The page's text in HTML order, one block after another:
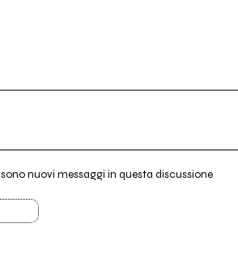
nuovi messaggi in questa discussione